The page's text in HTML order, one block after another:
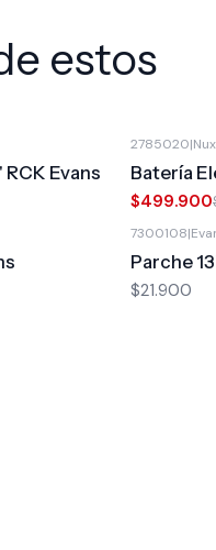
estos
RCK Evans
2785020|Nux
Batería
$499.900
7300108|
Parche
$21.900